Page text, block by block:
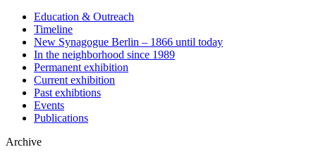
Education & Outreach
Timeline
New Synagogue Berlin – 1866 until today
In the neighborhood since 1989
Permanent exhibition
Current exhibition
Past exhibtions
Events
Publications
Archive